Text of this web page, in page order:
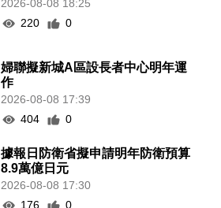
220
0
婦聯擬新城A區設長者中心明年運
作
2026-08-08 17:39
404
0
據報日防衛省擬申請明年防衛預算
8.9萬億日元
2026-08-08 17:30
176
0